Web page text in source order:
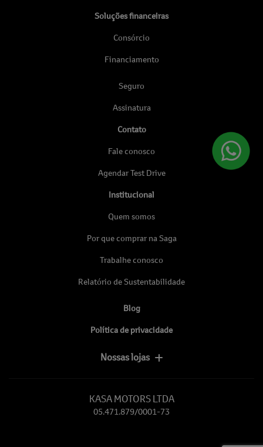
Soluções financeiras
Consórcio
Financiamento
Seguro
Assinatura
Contato
Fale conosco
Agendar Test Drive
Institucional
Quem somos
Por que comprar na Saga
Trabalhe conosco
Relatório de Sustentabilidade
Blog
Política de privacidade
Nossas lojas
KASA MOTORS LTDA
05.471.879/0001-73